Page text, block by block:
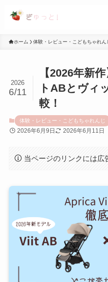
ホーム 体験・レビュー・こどもちゃれん
【2026年新
トABとヴィ
較！
2026
6/11
体験・レビュー・こどもちゃれんじ
2026年6月9日 2026年6月11日
当ページのリンクには広